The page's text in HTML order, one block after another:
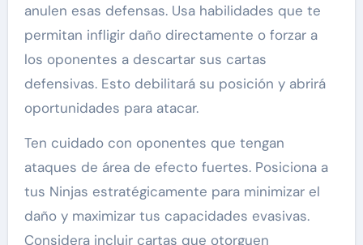
anulen esas defensas. Usa habilidades que te
permitan infligir daño directamente o forzar a
los oponentes a descartar sus cartas
defensivas. Esto debilitará su posición y abrirá
oportunidades para atacar.
Ten cuidado con oponentes que tengan
ataques de área de efecto fuertes. Posiciona a
tus Ninjas estratégicamente para minimizar el
daño y maximizar tus capacidades evasivas.
Considera incluir cartas que otorguen